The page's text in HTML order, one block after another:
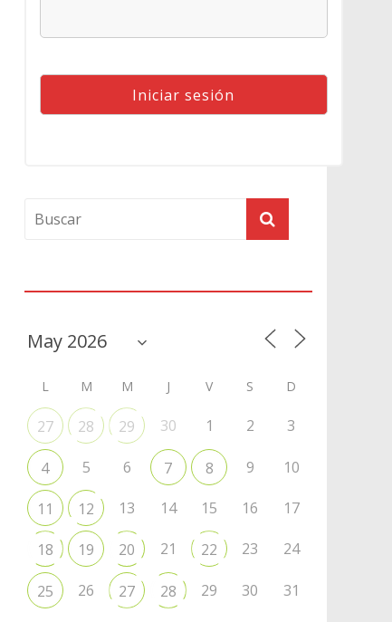
L M M J V S D
27 28 29 30 1 2 3
4 5 6 7 8 9 10
11 12 13 14 15 16 17
18 19 20 21 22 23 24
25 26 27 28 29 30 31